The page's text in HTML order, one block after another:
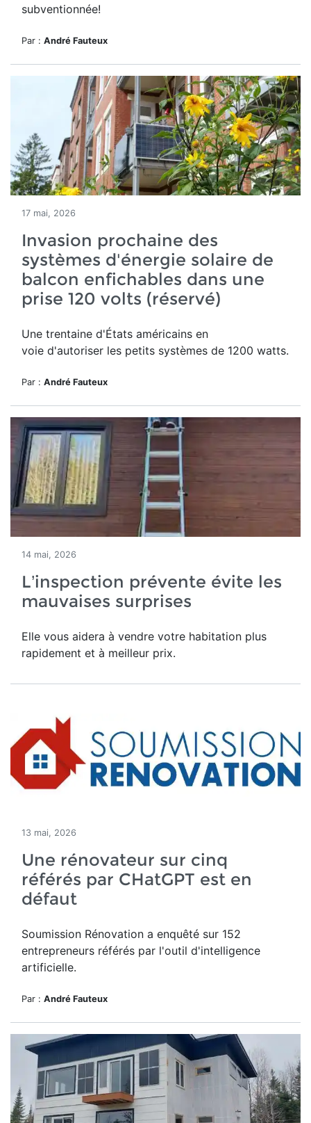
subventionnée!
Par : André Fauteux
17 mai, 2026
Invasion prochaine des
systèmes d'énergie solaire de
balcon enfichables dans une
prise 120 volts (réservé)
Une trentaine d'États américains en
voie d'autoriser les petits systèmes de 1200 watts.
Par : André Fauteux
14 mai, 2026
L’inspection prévente évite les
mauvaises surprises
Elle vous aidera à vendre votre habitation plus
rapidement et à meilleur prix.
13 mai, 2026
Une rénovateur sur cinq
référés par CHatGPT est en
défaut
Soumission Rénovation a enquêté sur 152
entrepreneurs référés par l'outil d'intelligence
artificielle.
Par : André Fauteux